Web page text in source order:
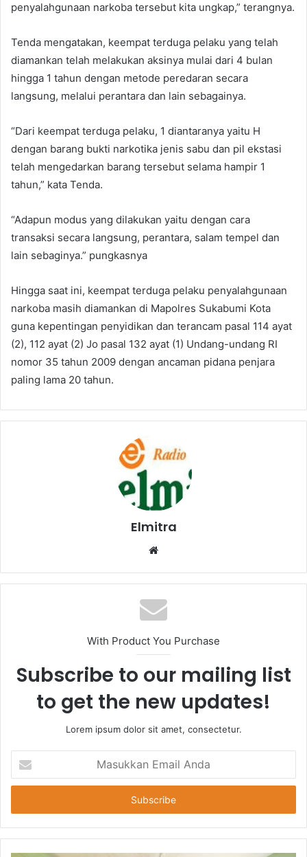
penyalahgunaan narkoba tersebut kita ungkap,” terangnya.
Tenda mengatakan, keempat terduga pelaku yang telah
diamankan telah melakukan aksinya mulai dari 4 bulan
hingga 1 tahun dengan metode peredaran secara
langsung, melalui perantara dan lain sebagainya.
“Dari keempat terduga pelaku, 1 diantaranya yaitu H
dengan barang bukti narkotika jenis sabu dan pil ekstasi
telah mengedarkan barang tersebut selama hampir 1
tahun,” kata Tenda.
“Adapun modus yang dilakukan yaitu dengan cara
transaksi secara langsung, perantara, salam tempel dan
lain sebaginya.” pungkasnya
Hingga saat ini, keempat terduga pelaku penyalahgunaan
narkoba masih diamankan di Mapolres Sukabumi Kota
guna kepentingan penyidikan dan terancam pasal 114 ayat
(2), 112 ayat (2) Jo pasal 132 ayat (1) Undang-undang RI
nomor 35 tahun 2009 dengan ancaman pidana penjara
paling lama 20 tahun.
Elmitra
Website
With Product You Purchase
Subscribe to our mailing list
to get the new updates!
Lorem ipsum dolor sit amet, consectetur.
Email
Anda